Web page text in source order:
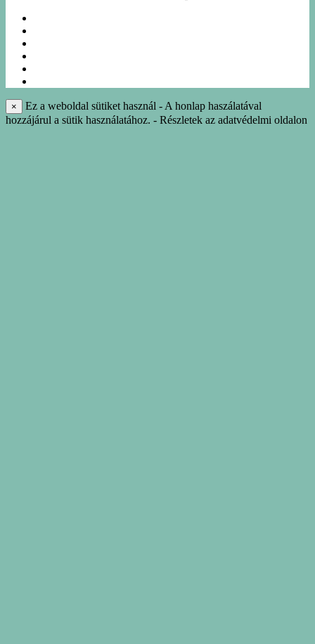
×
Ez a weboldal sütiket használ - A honlap haszálatával
hozzájárul a sütik használatához. - Részletek az adatvédelmi oldalon